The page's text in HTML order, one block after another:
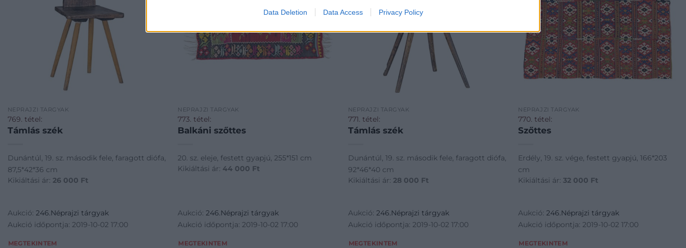
Data Deletion Data Access Privacy Policy
NÉPRAJZI TÁRGYAK
769. tétel:
Támlás szék
Dunántúl, 19. sz. második fele, faragott diófa,
87,5*42*36 cm
Kikiáltási ár: 26 000 Ft
Aukció: 246.Néprajzi tárgyak
Aukció időpontja: 2019-10-02 17:00
MEGTEKINTEM
NÉPRAJZI TÁRGYAK
773. tétel:
Balkáni szőttes
20. sz. eleje, festett gyapjú, 255*151 cm
Kikiáltási ár: 44 000 Ft
Aukció:246.Néprajzi tárgyak
Aukció időpontja: 2019-10-02 17:00
MEGTEKINTEM
NÉPRAJZI TÁRGYAK
771. tétel:
Támlás szék
Dunántúl, 19. sz. második fele, faragott diófa,
92*46*40 cm
Kikiáltási ár: 28 000 Ft
Aukció: 246.Néprajzi tárgyak
Aukció időpontja: 2019-10-02 17:00
MEGTEKINTEM
NÉPRAJZI TÁRGYAK
770. tétel:
Szőttes
Erdély, 19. sz. vége, festett gyapjú, 166*203
cm
Kikiáltási ár:32 000 Ft
Aukció:246.Néprajzi tárgyak
Aukció időpontja: 2019-10-02 17:00
MEGTEKINTEM